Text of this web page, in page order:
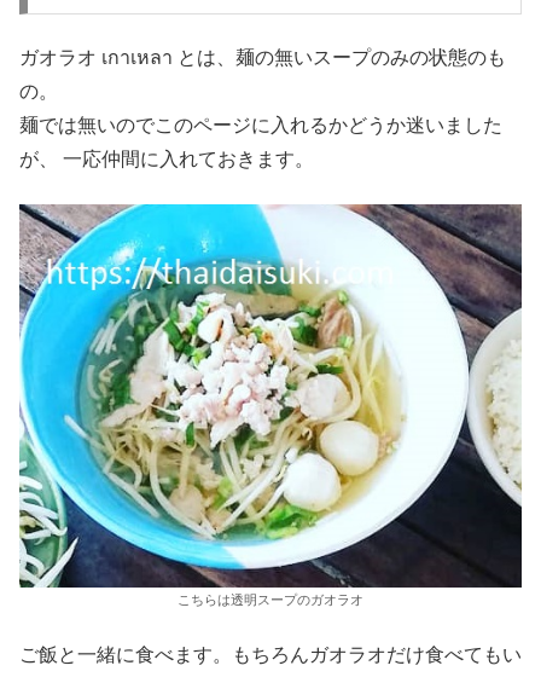
ガオラオ เกาเหลา とは、麺の無いスープのみの状態のも
の。
麺では無いのでこのページに入れるかどうか迷いました
が、 一応仲間に入れておきます。
こちらは透明スープのガオラオ
ご飯と一緒に食べます。もちろんガオラオだけ食べてもい